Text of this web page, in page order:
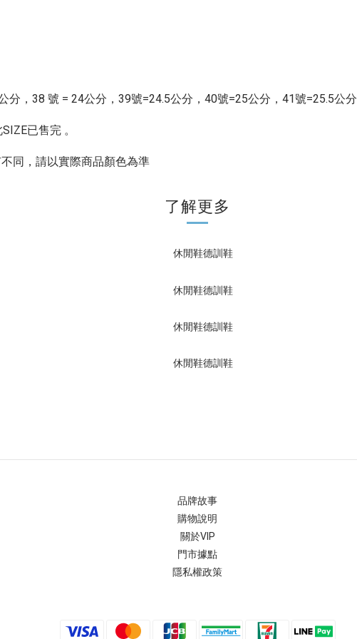
分，38 號 = 24公分，39號=24.5公分，40號=25公分，41號=25.5公分
已售完 。
同，請以實際商品顏色為準
了解更多
品牌故事
購物說明
關於VIP
門市據點
隱私權政策